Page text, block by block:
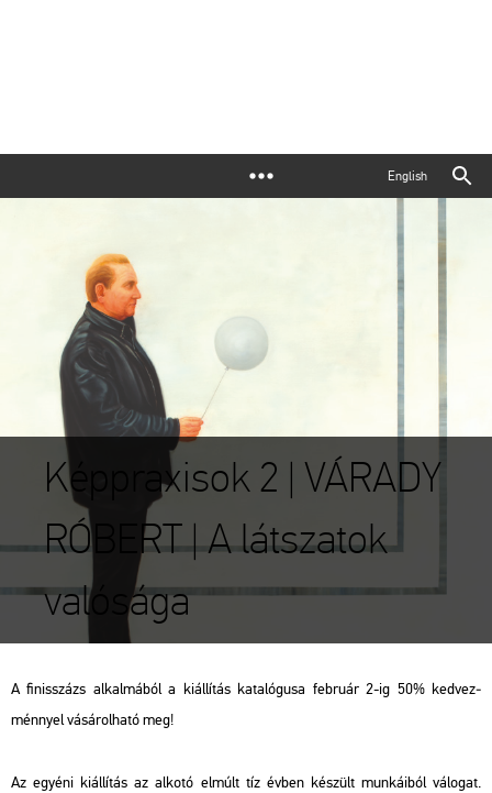
English
Képpraxisok 2 | VÁRADY
RÓBERT | A látszatok
valósága
A fi­nisszázs al­kal­má­ból a ki­ál­lí­tás ka­ta­ló­gu­sa feb­ru­ár 2-ig 50% ked­vez­
ménnyel vá­sá­rol­ha­tó meg!
Az egyé­ni ki­ál­lí­tás az al­ko­tó el­múlt tíz évben ké­szült mun­ká­i­ból vá­lo­gat.